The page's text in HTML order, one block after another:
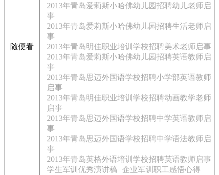
随便看
2013年青岛爱莉斯小哈佛幼儿园招聘幼儿老师启
事
2013年青岛爱莉斯小哈佛幼儿园招聘生活老师启
事
2013年青岛明佳职业培训学校招聘美术老师启事
2013年青岛爱莉斯小哈佛幼儿园招聘英语教师启
事
2013年青岛思迈外国语学校招聘小学部英语教师
启事
2013年青岛明佳职业培训学校招聘动画教学老师
启事
2013年青岛思迈外国语学校招聘中学英语教师启
事
2013年青岛思迈外国语学校招聘中学语法教师启
事
2013年青岛英格外语培训学校招聘英语教师启事
学生军训优秀演讲稿
企业军训职工感悟心得